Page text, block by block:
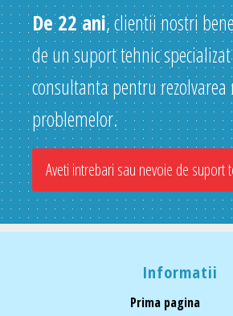
De 22 ani, clientii nostri
de un suport tehnic
consultanta pentru
problemelor.
Aveti intrebari sau nevoie de suport
Informatii
Prima pagina